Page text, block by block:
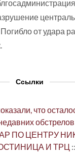
от удара
Ссылки
что
обстрелов
ПО ЦЕНТРУ
И ТРЦ